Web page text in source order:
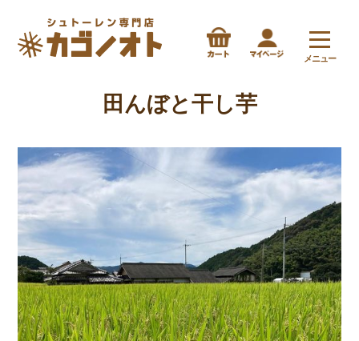
メニュー
田んぼと干し芋